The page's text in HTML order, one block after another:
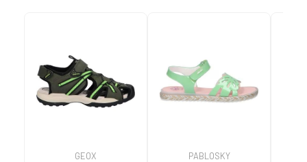
GEOX PABLOSKY